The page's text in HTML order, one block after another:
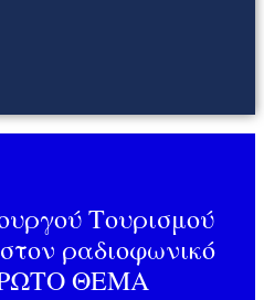
Τουρισμού
ραδιοφωνικό
ΘΕΜΑ